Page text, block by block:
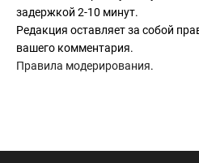
задержкой 2-10 минут.
Редакция оставляет за собой
вашего комментария.
Правила модерирования.